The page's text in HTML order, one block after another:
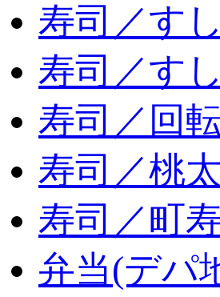
寿司／す
寿司／す
寿司／回
寿司／桃
寿司／町
弁当(デパ